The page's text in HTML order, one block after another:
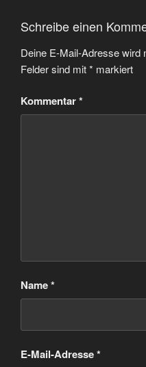
Schreibe einen
Deine E-Mail-Adresse wird
Felder sind mit* markiert
Kommentar*
Name*
E-Mail-Adresse*